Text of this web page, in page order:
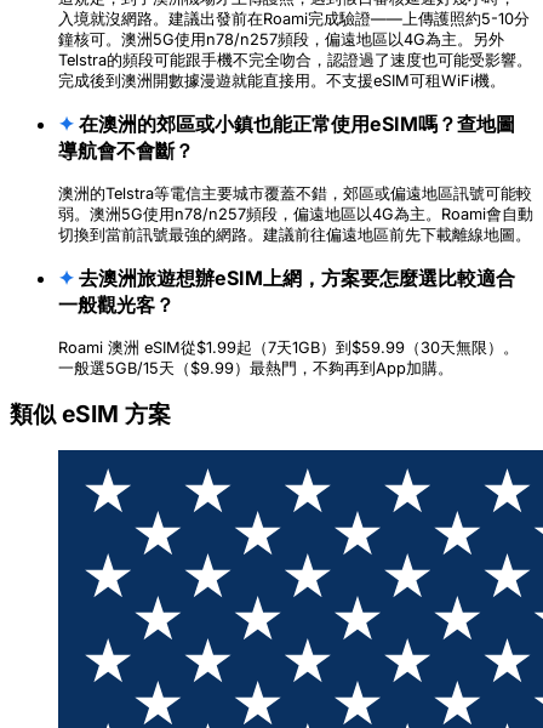
入境就沒網路。建議出發前在Roami完成驗證——上傳護照約5-10分
鐘核可。澳洲5G使用n78/n257頻段，偏遠地區以4G為主。另外
Telstra的頻段可能跟手機不完全吻合，認證過了速度也可能受影響。
完成後到澳洲開數據漫遊就能直接用。不支援eSIM可租WiFi機。
✦ 在澳洲的郊區或小鎮也能正常使用eSIM嗎？查地圖
導航會不會斷？
澳洲的Telstra等電信主要城市覆蓋不錯，郊區或偏遠地區訊號可能較
弱。澳洲5G使用n78/n257頻段，偏遠地區以4G為主。Roami會自動
切換到當前訊號最強的網路。建議前往偏遠地區前先下載離線地圖。
✦ 去澳洲旅遊想辦eSIM上網，方案要怎麼選比較適合
一般觀光客？
Roami 澳洲 eSIM從$1.99起（7天1GB）到$59.99（30天無限）。
一般選5GB/15天（$9.99）最熱門，不夠再到App加購。
類似 eSIM 方案